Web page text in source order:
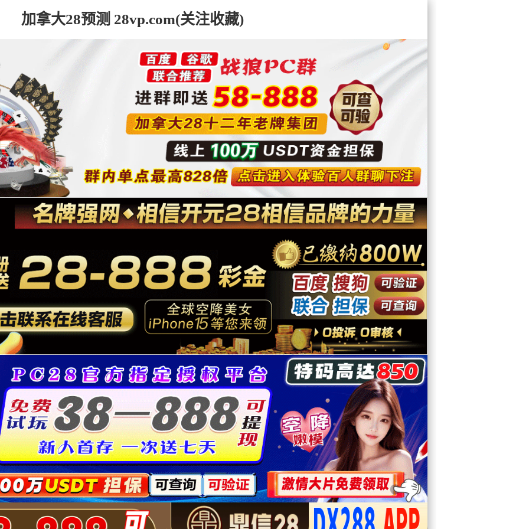
加拿大28预测 28vp.com(关注收藏)